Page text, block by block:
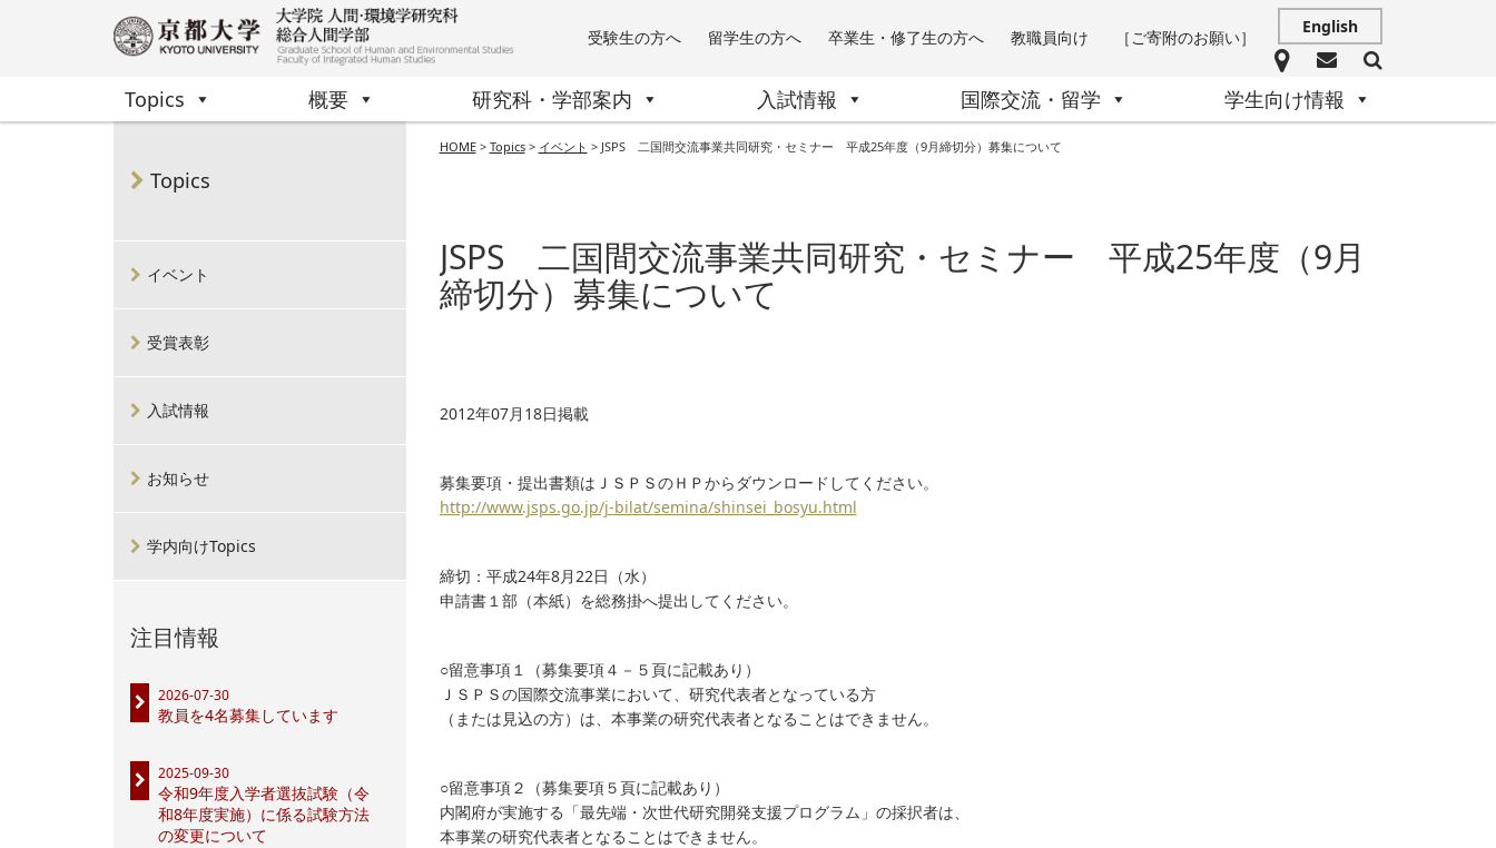
受験生の方へ 留学生の方へ 卒業生・修了生の方へ 教職員向け ［ご寄附のお願い］
English
Topics 概要 研究科・学部案内 入試情報 国際交流・留学 学生向け情報
HOME> Topics> イベント > JSPS 二国間交流事業共同研究・セミナー 平成25年度（9月締切分）募集について
JSPS 二国間交流事業共同研究・セミナー 平成25年度（9月
締切分）募集について
2012年07月18日掲載
募集要項・提出書類はＪＳＰＳのＨＰからダウンロードしてください。
http://www.jsps.go.jp/j-bilat/semina/shinsei_bosyu.html
締切：平成24年8月22日（水）
申請書１部（本紙）を総務掛へ提出してください。
○留意事項１（募集要項４－５頁に記載あり）
ＪＳＰＳの国際交流事業において、研究代表者となっている方
（または見込の方）は、本事業の研究代表者となることはできません。
○留意事項２（募集要項５頁に記載あり）
内閣府が実施する「最先端・次世代研究開発支援プログラム」の採択者は、
本事業の研究代表者となることはできません。
Topics
イベント
受賞表彰
入試情報
お知らせ
学内向けTopics
注目情報
2026-07-30
教員を4名募集しています
2025-09-30
令和9年度入学者選抜試験（令
和8年度実施）に係る試験方法
の変更について